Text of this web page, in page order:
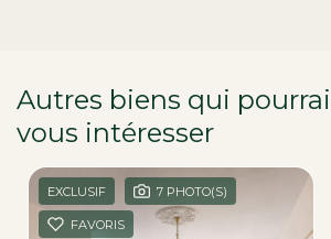
Autres biens qui
vous intéresser
EXCLUSIF 7 PHOTO(S)
FAVORIS